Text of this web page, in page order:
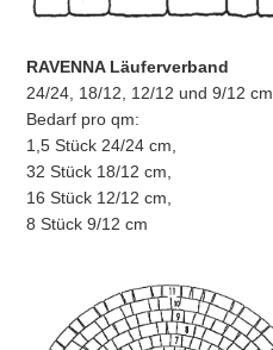
RAVENNA Läuferverband
24/24, 18/12, 12/12 und 9/12 cm
Bedarf pro qm:
1,5 Stück 24/24 cm,
32 Stück 18/12 cm,
16 Stück 12/12 cm,
8 Stück 9/12 cm